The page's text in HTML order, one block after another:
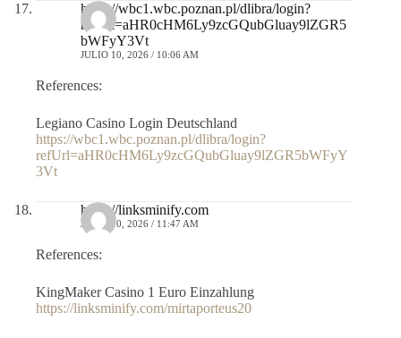
https://wbc1.wbc.poznan.pl/dlibra/login?
refUrl=aHR0cHM6Ly9zcGQubGluay9lZGR5
bWFyY3Vt
JULIO 10, 2026 / 10:06 AM
References:
Legiano Casino Login Deutschland
https://wbc1.wbc.poznan.pl/dlibra/login?
refUrl=aHR0cHM6Ly9zcGQubGluay9lZGR5bWFyY
3Vt
https://linksminify.com
JULIO 10, 2026 / 11:47 AM
References:
KingMaker Casino 1 Euro Einzahlung
https://linksminify.com/mirtaporteus20